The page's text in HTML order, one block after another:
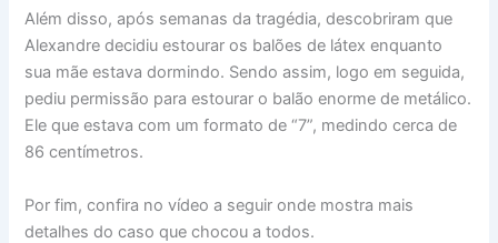
Além disso, após semanas da tragédia, descobriram que
Alexandre decidiu estourar os balões de látex enquanto
sua mãe estava dormindo. Sendo assim, logo em seguida,
pediu permissão para estourar o balão enorme de metálico.
Ele que estava com um formato de “7”, medindo cerca de
86 centímetros.
Por fim, confira no vídeo a seguir onde mostra mais
detalhes do caso que chocou a todos.